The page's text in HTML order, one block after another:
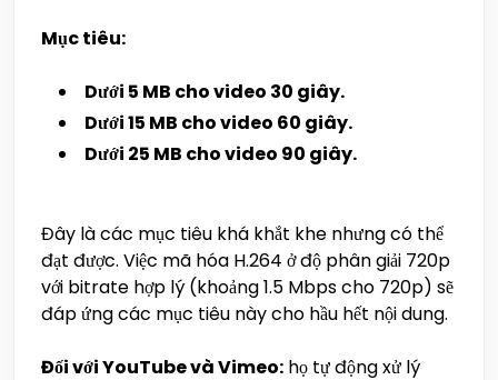
Mục tiêu:
Dưới 5 MB cho video 30 giây.
Dưới 15 MB cho video 60 giây.
Dưới 25 MB cho video 90 giây.
Đây là các mục tiêu khá khắt khe nhưng có thể
đạt được. Việc mã hóa H.264 ở độ phân giải 720p
với bitrate hợp lý (khoảng 1.5 Mbps cho 720p) sẽ
đáp ứng các mục tiêu này cho hầu hết nội dung.
Đối với YouTube và Vimeo: họ tự động xử lý